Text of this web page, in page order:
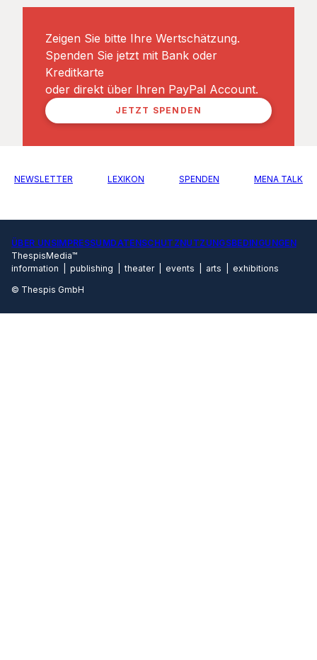
Zeigen Sie bitte Ihre Wertschätzung.
Spenden Sie jetzt mit Bank oder
Kreditkarte
oder direkt über Ihren PayPal Account.
JETZT SPENDEN
NEWSLETTER LEXIKON SPENDEN MENA TALK
ÜBER UNSIMPRESSUMDATENSCHUTZNUTZUNGSBEDINGUNGEN
ThespisMedia™
information | publishing | theater | events | arts | exhibitions
© Thespis GmbH